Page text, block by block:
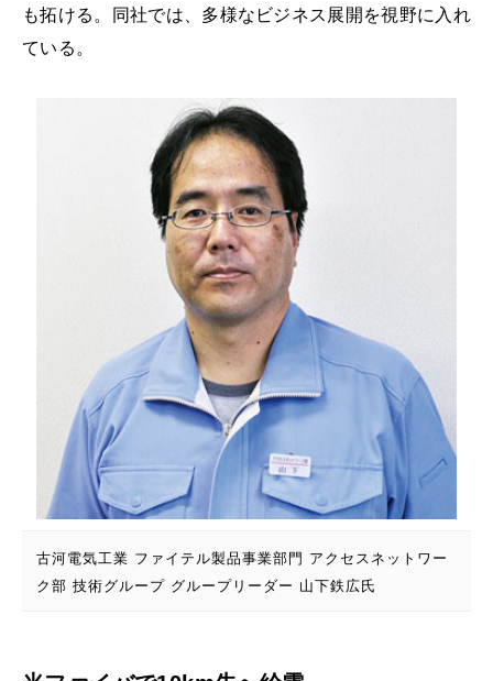
も拓ける。同社では、多様なビジネス展開を視野に入れ
ている。
古河電気工業 ファイテル製品事業部門 アクセスネットワー
ク部 技術グループ グループリーダー 山下鉄広氏